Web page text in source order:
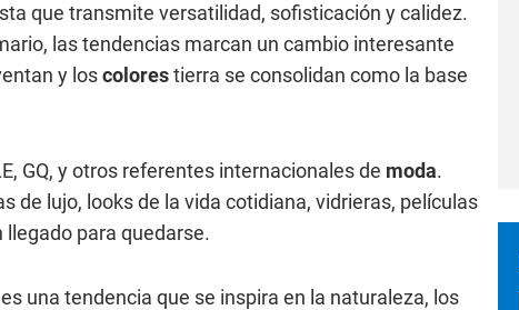
que transmite versatilidad, sofisticación y calidez.
las tendencias marcan un cambio interesante
y loscolorestierra se consolidan como la base
GQ, y otros referentes internacionales de moda.
de lujo, looks de la vida cotidiana, vidrieras, películas
para quedarse.
una tendencia que se inspira en la naturaleza, los